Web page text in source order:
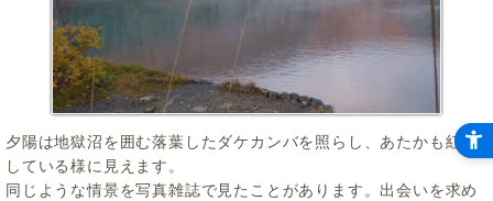
夕陽は地獄沼を囲む落葉したダケカンバを照らし、あたかも紅葉
している様に見えます。
同じような情景を写真雑誌で見たことがあります。出会いを求め